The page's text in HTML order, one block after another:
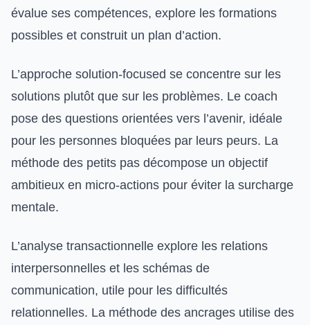
évalue ses compétences, explore les formations
possibles et construit un plan d’action.
L’approche solution-focused se concentre sur les
solutions plutôt que sur les problèmes. Le coach
pose des questions orientées vers l’avenir, idéale
pour les personnes bloquées par leurs peurs. La
méthode des petits pas décompose un objectif
ambitieux en micro-actions pour éviter la surcharge
mentale.
L’analyse transactionnelle explore les relations
interpersonnelles et les schémas de
communication, utile pour les difficultés
relationnelles. La méthode des ancrages utilise des